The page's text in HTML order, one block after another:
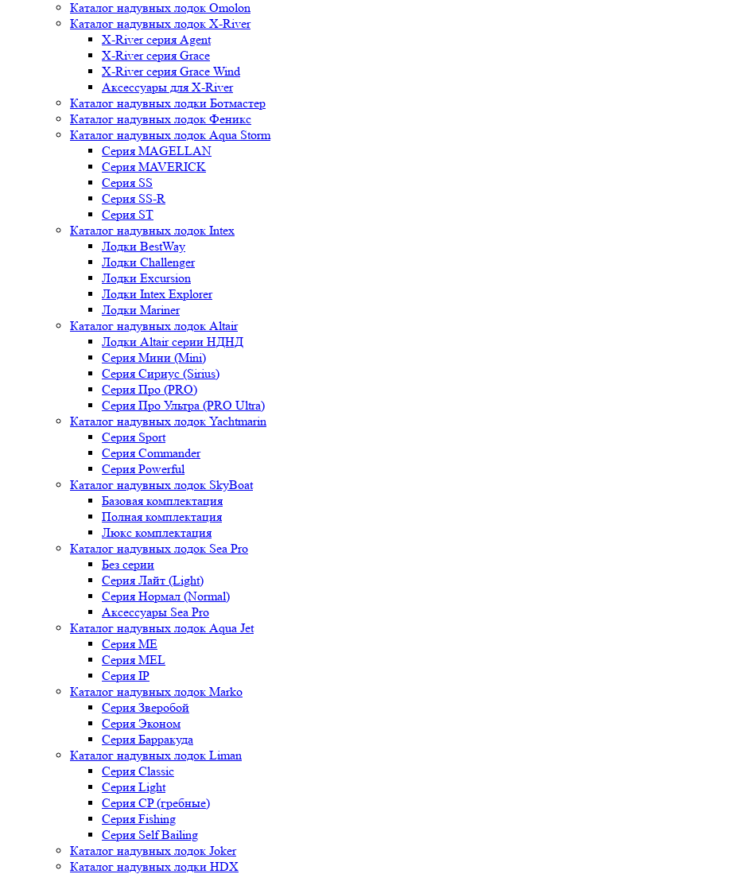
Каталог надувных лодок Omolon
Каталог надувных лодок X-River
X-River серия Agent
X-River серия Grace
X-River серия Grace Wind
Аксессуары для X-River
Каталог надувных лодки Ботмастер
Каталог надувных лодок Феникc
Каталог надувных лодок Aqua Storm
Серия MAGELLAN
Серия MAVERICK
Серия SS
Серия SS-R
Серия ST
Каталог надувных лодок Intex
Лодки BestWay
Лодки Challenger
Лодки Excursion
Лодки Intex Explorer
Лодки Mariner
Каталог надувных лодок Altair
Лодки Altair серии НДНД
Серия Мини (Mini)
Серия Сириус (Sirius)
Серия Про (PRO)
Серия Про Ультра (PRO Ultra)
Каталог надувных лодок Yachtmarin
Серия Sport
Серия Commander
Серия Powerful
Каталог надувных лодок SkyBoat
Базовая комплектация
Полная комплектация
Люкс комплектация
Каталог надувных лодок Sea Pro
Без серии
Серия Лайт (Light)
Серия Нормал (Normal)
Аксессуары Sea Pro
Каталог надувных лодок Aqua Jet
Серия ME
Серия MEL
Серия IP
Каталог надувных лодок Marko
Серия Зверобой
Серия Эконом
Серия Барракуда
Каталог надувных лодок Liman
Серия Classic
Серия Light
Серия CP (гребные)
Серия Fishing
Серия Self Bailing
Каталог надувных лодок Joker
Каталог надувных лодки HDX